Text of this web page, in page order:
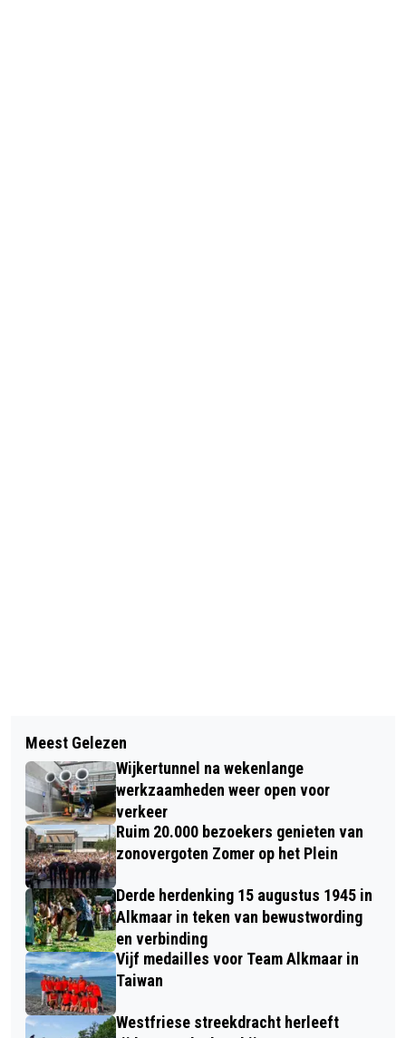
POLITIE ZOEKT GETUIGEN VAN
INBRAAK WINKELPAND
EUROPABOULEVARD
BRAND IN STOLPBOERDERIJ KOEDIJK
Meest Gelezen
Wijkertunnel na wekenlange
werkzaamheden weer open voor
verkeer
Ruim 20.000 bezoekers genieten van
zonovergoten Zomer op het Plein
Derde herdenking 15 augustus 1945 in
Alkmaar in teken van bewustwording
en verbinding
Vijf medailles voor Team Alkmaar in
Taiwan
Westfriese streekdracht herleeft